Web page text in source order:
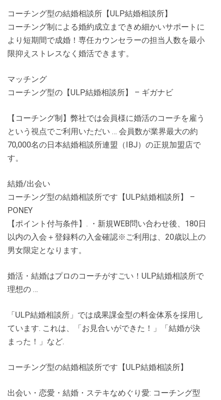
コーチング型の結婚相談所【ULP結婚相談所】
コーチング制による婚約成立まできめ細かいサポートに
より短期間で成婚！専任カウンセラーの担当人数を最小
限抑えストレスなく婚活できます。
マッチング
コーチング型の【ULP結婚相談所】 – ギガナビ
【コーチング制】弊社では会員様に婚活のコーチを雇う
という視点でご利用いただい … 会員数が業界最大の約
70,000名の日本結婚相談所連盟（IBJ）の正規加盟店で
す。
結婚/出会い
コーチング型の結婚相談所です【ULP結婚相談所】 –
PONEY
【ポイント付与条件】. ・新規WEB問い合わせ後、180日
以内の入会＋登録料の入金確認※ご利用は、20歳以上の
男女限定となります。
婚活・結婚はプロのコーチがすごい！ULP結婚相談所で
理想の …
「ULP結婚相談所」では成果課金型の料金体系を採用し
ています. これは、「お見合いができた！」「結婚が決
まった！」など.
コーチング型の結婚相談所です【ULP結婚相談所】
出会い・恋愛・結婚・ステキなめぐり愛: コーチング型